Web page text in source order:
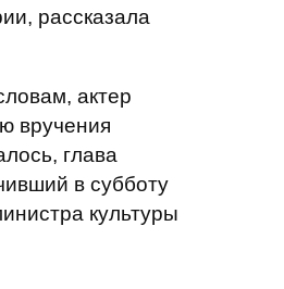
рассказала
актер
вручения
глава
в субботу
культуры